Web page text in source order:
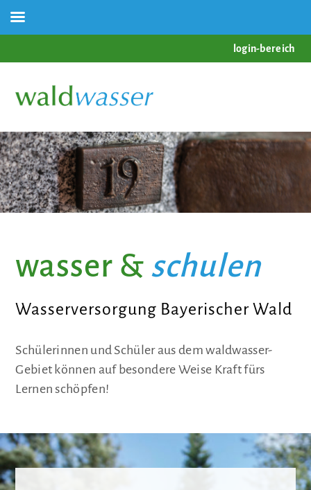
login-bereich
wasser & schulen
Wasserversorgung Bayerischer Wald
Schülerinnen und Schüler aus dem waldwasser-
Gebiet können auf besondere Weise Kraft fürs
Lernen schöpfen!